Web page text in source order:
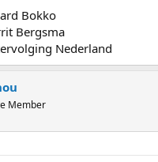
Bokko
Bergsma
Nederland
Member